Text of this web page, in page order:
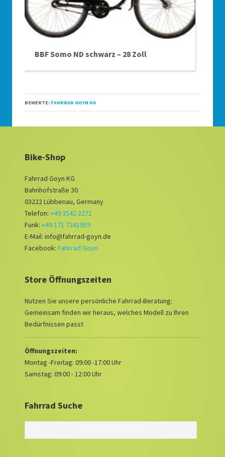
BBF Somo ND schwarz – 28 Zoll
BEWERTE: FAHRRAD GOYN KG
Bike-Shop
Fahrrad Goyn KG
Bahnhofstraße 30
03222 Lübbenau, Germany
Telefon: +49 3542 2271
Funk: +49 171 7241959
E-Mail: info@fahrrad-goyn.de
Facebook: Fahrrad Goyn
Store Öffnungszeiten
Nutzen Sie unsere persönliche Fahrrad-Beratung:
Gemeinsam finden wir heraus, welches Modell zu Ihren
Bedürfnissen passt
Öffnungszeiten:
Montag -Freitag: 09:00 -17:00 Uhr
Samstag: 09:00 - 12:00 Uhr
Fahrrad Suche